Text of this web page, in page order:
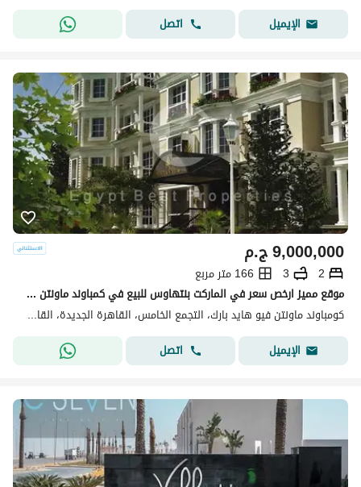
الإيميل
اتصل
ج.م9,000,000
2
3
166 متر مربع
موقع مميز ارخص سعر في الماركت بنتهاوس للبيع في كمباوند ماونتن فيو هايد بارك التجمع الخامس القاهرة الجديدة
كومباوند ماونتن فيو هايد بارك، التجمع الخامس، القاهرة الجديدة، القاهرة
الإيميل
اتصل